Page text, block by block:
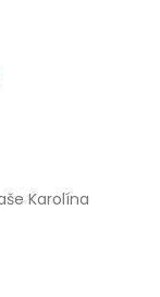
Karolína